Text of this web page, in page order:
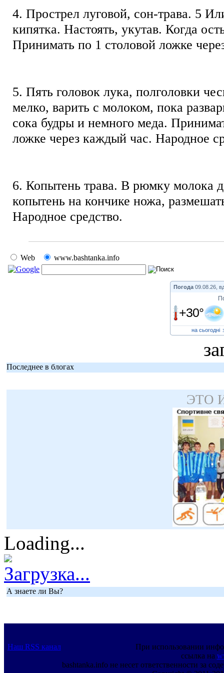
4. Прострел луговой, сон-трава. 5
кипятка. Настоять, укутав. Когда
Принимать по 1 столовой ложке
5. Пять головок лука, полголовки
мелко, варить с молоком, пока
сока будры и немного меда.
ложке через каждый час. Народное
6. Копытень трава. В рюмку молока
копытень на кончике ножа,
Народное средство.
Web www.bashtanka.info
Погода 09.08.26,
+30°
на сьогодні
Последнее в блогах
ЭТО
Loading...
Загрузка...
А знаете ли Вы?
Наш RSS канал
При использовании
ссылка на
bashtanka.info не несет ответственности за